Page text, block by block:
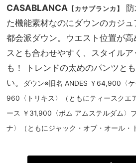
CASABLANCA 【カサブランカ】
た機能素材なのにダウンのカジ
都会派ダウン。ウエスト位置が
スとも合わせやすく、スタイル
も！ トレンドの太めのパンツと
い。
ダウン※旧名 ANDES ￥64,900〈
960〈トリキス〉（ともにティースクエ
ース ￥31,900〈ポム アムステルダム〉
ナ〉（ともにジャック・オブ・オール・